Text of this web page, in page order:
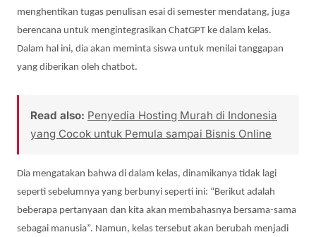
menghentikan tugas penulisan esai di semester mendatang, juga
berencana untuk mengintegrasikan ChatGPT ke dalam kelas.
Dalam hal ini, dia akan meminta siswa untuk menilai tanggapan
yang diberikan oleh chatbot.
Read also: Penyedia Hosting Murah di Indonesia
yang Cocok untuk Pemula sampai Bisnis Online
Dia mengatakan bahwa di dalam kelas, dinamikanya tidak lagi
seperti sebelumnya yang berbunyi seperti ini: “Berikut adalah
beberapa pertanyaan dan kita akan membahasnya bersama-sama
sebagai manusia”. Namun, kelas tersebut akan berubah menjadi